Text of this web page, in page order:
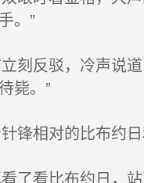
。”
刻反驳，冷声说
毙。”
锋相对的比布约日
了看比布约日，